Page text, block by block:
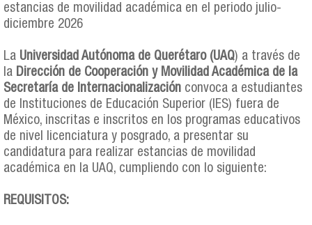
estancias de movilidad académica en el periodo julio-
diciembre 2026
La Universidad Autónoma de Querétaro (UAQ) a través de
la Dirección de Cooperación y Movilidad Académica de la
Secretaría de Internacionalización convoca a estudiantes
de Instituciones de Educación Superior (IES) fuera de
México, inscritas e inscritos en los programas educativos
de nivel licenciatura y posgrado, a presentar su
candidatura para realizar estancias de movilidad
académica en la UAQ, cumpliendo con lo siguiente:
REQUISITOS: